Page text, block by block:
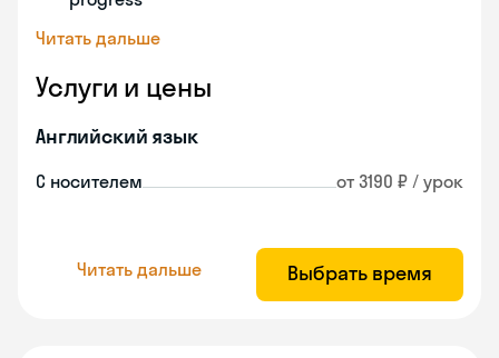
Читать дальше
Услуги и цены
Английский язык
С носителем от 3190 ₽ / урок
Читать дальше Выбрать время